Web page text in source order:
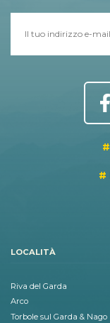
LOCALITÀ
Riva del Garda
Arco
Torbole sul Garda & Nago